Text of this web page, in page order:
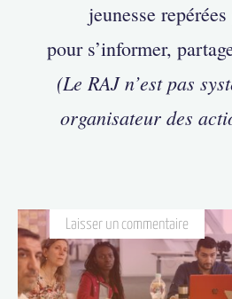
jeunesse
pour s’informer,
(Le RAJ n’est pas
organisateur des
Laisser un commentaire